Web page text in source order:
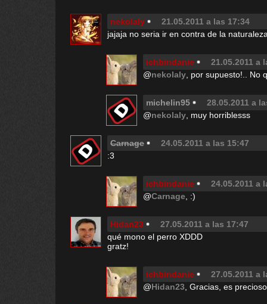
nekolaly
21.05.2011 a las 17:34
jajaja no seria ir en contra de la
ichbindanie
21.05.2011 a
@nekolaly , por supuesto!.. No
michelin95
28.05.2011 a
@nekolaly , muy horriblesss
Carnage
24.05.2011 a las 15:47
:3
ichbindanie
24.05.2011 a
@Carnage , :)
Hidan23
27.05.2011 a las 17:47
qué mono el perro XDDD
gratz!
ichbindanie
27.05.2011 a
@Hidan23 , Gracias, es